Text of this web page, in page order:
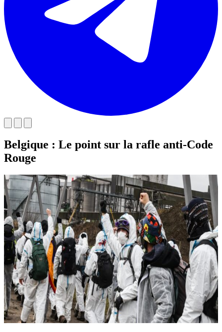
Belgique : Le point sur la rafle anti-Code
Rouge